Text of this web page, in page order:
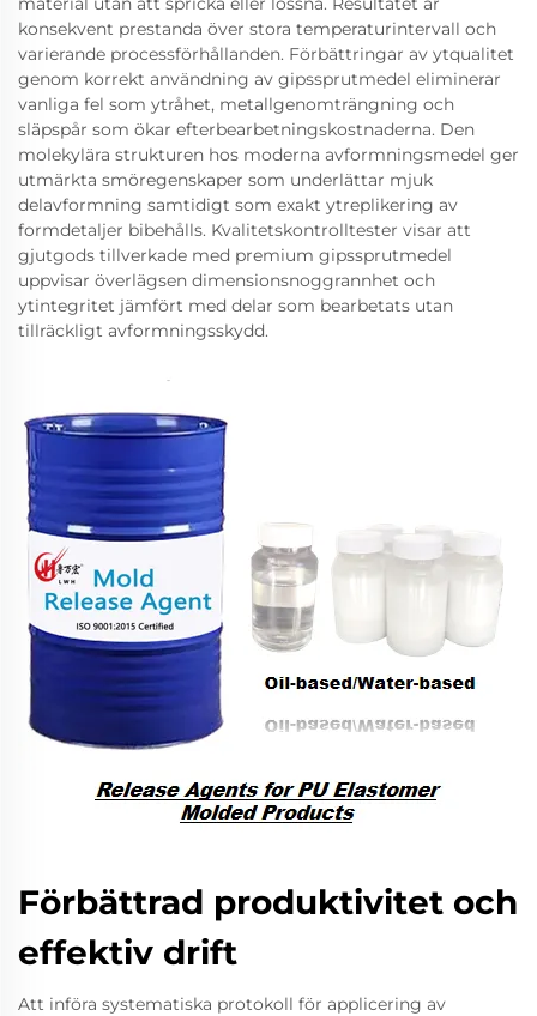
konsekvent prestanda över stora temperaturintervall och
varierande processförhållanden. Förbättringar av ytqualitet
genom korrekt användning av gipssprutmedel eliminerar
vanliga fel som ytråhet, metallgenomträngning och
släpspår som ökar efterbearbetningskostnaderna. Den
molekylära strukturen hos moderna avformningsmedel ger
utmärkta smöregenskaper som underlättar mjuk
delavformning samtidigt som exakt ytreplikering av
formdetaljer bibehålls. Kvalitetskontrolltester visar att
gjutgods tillverkade med premium gipssprutmedel
uppvisar överlägsen dimensionsnoggrannhet och
ytintegritet jämfört med delar som bearbetats utan
tillräckligt avformningsskydd.
Förbättrad produktivitet och
effektiv drift
Att införa systematiska protokoll för applicering av